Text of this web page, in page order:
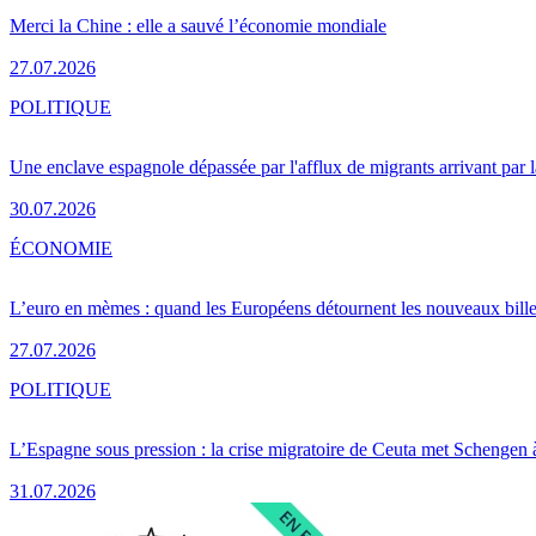
Merci la Chine : elle a sauvé l’économie mondiale
27.07.2026
Une enclave espagnole dépassée par l'afflux de migrants arrivant par
30.07.2026
POLITIQUE
L’euro en mèmes : quand les Européens détournent les nouveaux
27.07.2026
ÉCONOMIE
L’Espagne sous pression : la crise migratoire de Ceuta met Schengen
31.07.2026
POLITIQUE